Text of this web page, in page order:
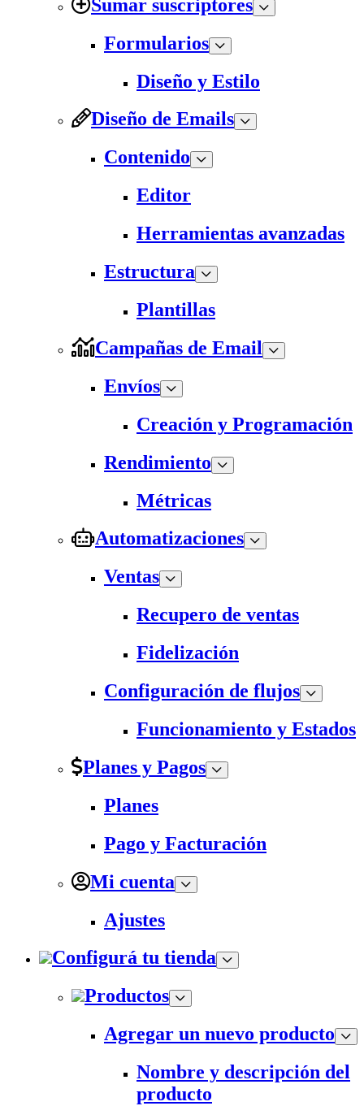
Sumar suscriptores
Formularios
Diseño y Estilo
Diseño de Emails
Contenido
Editor
Herramientas avanzadas
Estructura
Plantillas
Campañas de Email
Envíos
Creación y Programación
Rendimiento
Métricas
Automatizaciones
Ventas
Recupero de ventas
Fidelización
Configuración de flujos
Funcionamiento y Estados
Planes y Pagos
Planes
Pago y Facturación
Mi cuenta
Ajustes
Configurá tu tienda
Productos
Agregar un nuevo producto
Nombre y descripción del
producto